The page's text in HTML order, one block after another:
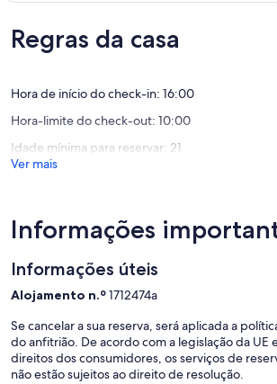
Grimentz
um
máximo
Excecional,
avaliações)
Regras da casa
Hora de início do check-in: 16:00
Hora-limite do check-out: 10:00
Idade mínima para reservar: 21
Ver mais
Informações
Informações úteis
Alojamento n.º1712474a
Se cancelar a sua reserva, será aplicada a
do anfitrião. De acordo com a legislação da UE
direitos dos consumidores, os serviços de
não estão sujeitos ao direito de resolução.